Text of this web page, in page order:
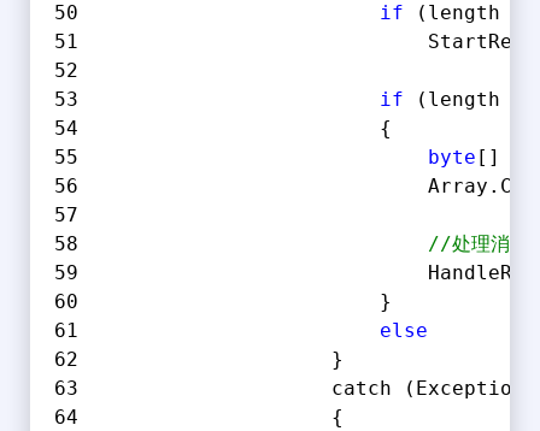
if (length >
if (length >
                        {
byte []
//处理消息
                        }
else
                    }
catch (Exception
                    {